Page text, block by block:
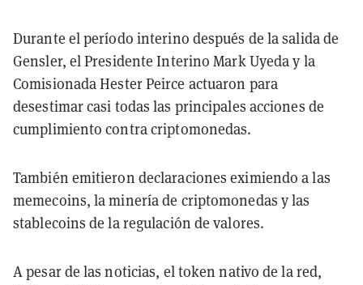
Durante el período interino después de la salida de
Gensler, el Presidente Interino Mark Uyeda y la
Comisionada Hester Peirce actuaron para
desestimar casi todas las principales acciones de
cumplimiento contra criptomonedas.
También emitieron declaraciones eximiendo a las
memecoins, la minería de criptomonedas y las
stablecoins de la regulación de valores.
A pesar de las noticias, el token nativo de la red,